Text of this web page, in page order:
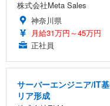
株式会社Meta Sales
神奈川県
月給31万円～45万円
正社員
サーバーエンジニア/IT
リア形成